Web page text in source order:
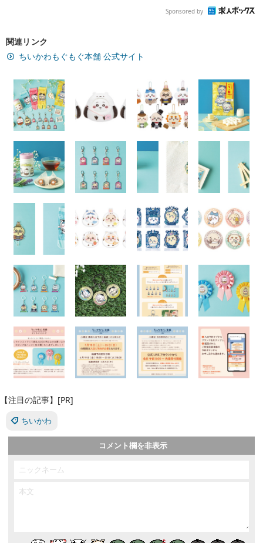
Sponsored by
関連リンク
ちいかわもぐもぐ本舗 公式サイト
【注目の記事】[PR]
ちいかわ
コメント欄を非表示